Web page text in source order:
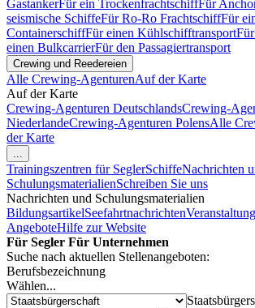
GastankerFür ein TrockenfrachtschiffFür
seismische SchiffeFür Ro-Ro FrachtschiffFür
ContainerschiffFür einen Kühlschifftransport
einen BulkcarrierFür den Passagiertransport
Crewing und Reedereien
Alle Crewing-AgenturenAuf der Karte
Auf der Karte
Crewing-Agenturen DeutschlandsCrewing-
NiederlandeCrewing-Agenturen PolensAlle
der Karte
...
Trainingszentren für SeglerSchiffeNachrichten
SchulungsmaterialienSchreiben Sie uns
Nachrichten und Schulungsmaterialien
BildungsartikelSeefahrtnachrichten
AngeboteHilfe zur Website
Für Segler Für Unternehmen
Suche nach aktuellen Stellenangeboten:
Berufsbezeichnung
Wählen...